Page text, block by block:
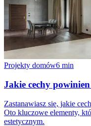
Projekty domów6 min
Jakie cechy
Zastanawiasz się, jakie
Oto kluczowe elementy,
estetycznym.